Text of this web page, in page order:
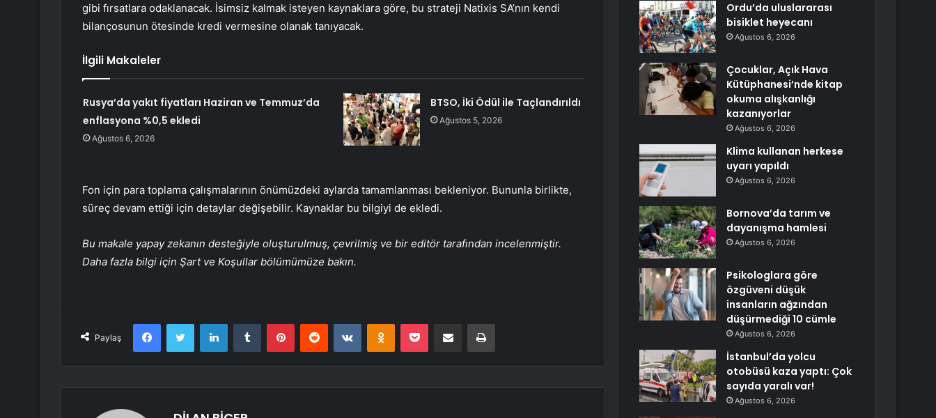
gibi fırsatlara odaklanacak. İsimsiz kalmak isteyen kaynaklara göre, bu strateji Natixis SA’nın kendi
bilançosunun ötesinde kredi vermesine olanak tanıyacak.
İlgili Makaleler
Rusya’da yakıt fiyatları Haziran ve Temmuz’da
enflasyona %0,5 ekledi
Ağustos 6, 2026
BTSO, İki Ödül ile Taçlandırıldı
Ağustos 5, 2026
Fon için para toplama çalışmalarının önümüzdeki aylarda tamamlanması bekleniyor. Bununla birlikte,
süreç devam ettiği için detaylar değişebilir. Kaynaklar bu bilgiyi de ekledi.
Bu makale yapay zekanın desteğiyle oluşturulmuş, çevrilmiş ve bir editör tarafından incelenmiştir.
Daha fazla bilgi için Şart ve Koşullar bölümümüze bakın.
Paylaş
FacebookTwitter LinkedInTumblr PinterestReddit VKontakteOdnoklassniki
Pocket E-Posta ile paylaş Yazdır
Ordu’da uluslararası
bisiklet heyecanı
Ağustos 6, 2026
Çocuklar, Açık Hava
Kütüphanesi’nde kitap
okuma alışkanlığı
kazanıyorlar
Ağustos 6, 2026
Klima kullanan herkese
uyarı yapıldı
Ağustos 6, 2026
Bornova’da tarım ve
dayanışma hamlesi
Ağustos 6, 2026
Psikologlara göre
özgüveni düşük
insanların ağzından
düşürmediği 10 cümle
Ağustos 6, 2026
İstanbul’da yolcu
otobüsü kaza yaptı: Çok
sayıda yaralı var!
Ağustos 6, 2026